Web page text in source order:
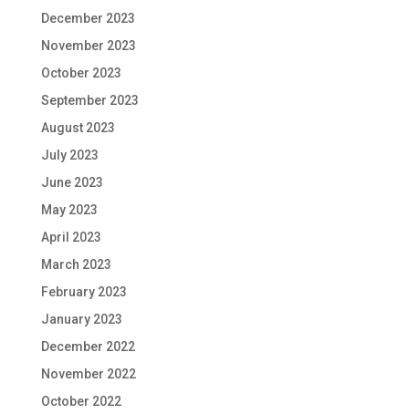
December 2023
November 2023
October 2023
September 2023
August 2023
July 2023
June 2023
May 2023
April 2023
March 2023
February 2023
January 2023
December 2022
November 2022
October 2022